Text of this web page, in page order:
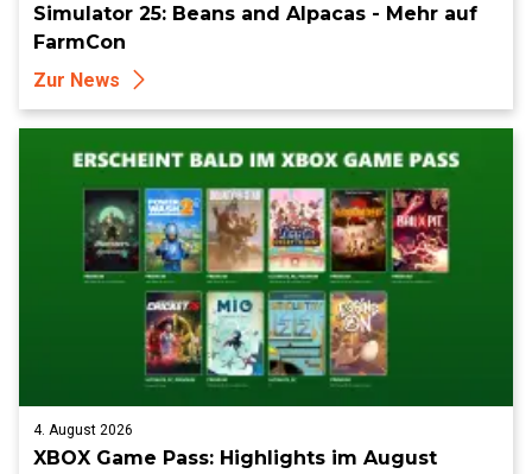
Simulator 25: Beans and Alpacas - Mehr auf
FarmCon
Zur News
4. August 2026
XBOX Game Pass: Highlights im August